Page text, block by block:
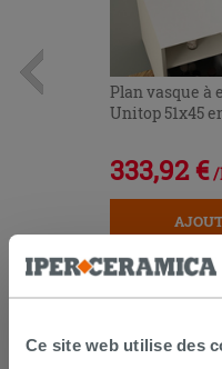
Ce site web utilise des
Plan vasque à
Unitop 51x45
333,92 € /